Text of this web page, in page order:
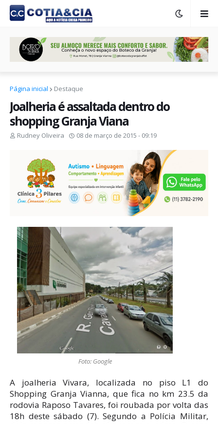
Página inicial Destaque
Joalheria é assaltada dentro do
shopping Granja Viana
Rudney Oliveira 08 de março de 2015 - 09:19
Foto: Google
A joalheria Vivara, localizada no piso L1 do
Shopping Granja Vianna, que fica no km 23.5 da
rodovia Raposo Tavares, foi roubada por volta das
18h deste sábado (7). Segundo a Polícia Militar,